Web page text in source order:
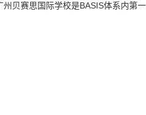
贝赛思国际学校是BASIS体系内第